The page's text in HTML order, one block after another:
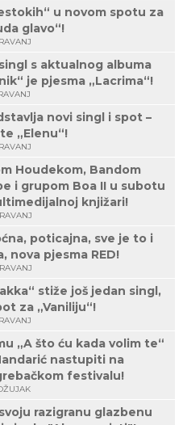
u novom spotu za
glavo“!
s aktualnog albuma
je pjesma „Lacrima“!
novi singl i spot –
„Elenu“!
Houdekom, Bandom
i grupom Boa II u subotu
knjižari!
poticajna, sve je to i
nova pjesma RED!
stiže još jedan singl,
za „Vaniliju“!
„A što ću kada volim te“
nastupiti na
festivalu!
razigranu glazbenu